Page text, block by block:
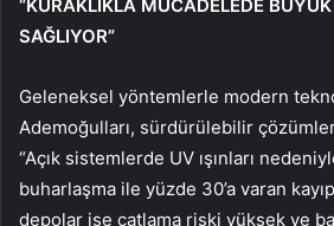
“KURAKLIKLA MÜCADELEDE
SAĞLIYOR”
Geleneksel yöntemlerle modern
Ademoğulları, sürdürülebilir
“Açık sistemlerde UV ışınları
buharlaşma ile yüzde 30’a varan
depolar ise çatlama riski yüksek ve